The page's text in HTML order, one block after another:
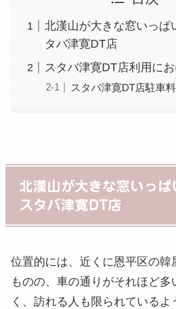
北漢山が大きな窓いっぱ
タバ津寛DT店
スタバ津寛DT店利用に
スタバ津寛DT店駐車
北漢山が大きな窓いっぱ
スタバ津寛DT店
位置的には、近くに恩平区の韓
ものの、車の通りがそれほど多
く、訪れる人も限られているよ